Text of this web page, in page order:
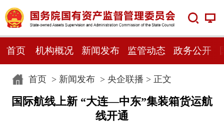
首页 机构概况 新闻发布 监管动态 政务公开
首页> 新闻发布> 央企联播 > 正文
国际航线上新 “大连—中东”集装箱货运航
线开通